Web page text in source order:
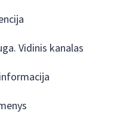
Vidinis kanalas